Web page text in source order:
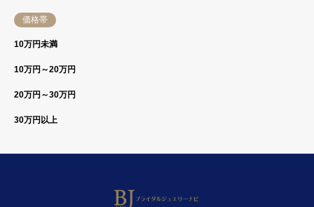
価格帯
10万円未満
10万円～20万円
20万円～30万円
30万円以上